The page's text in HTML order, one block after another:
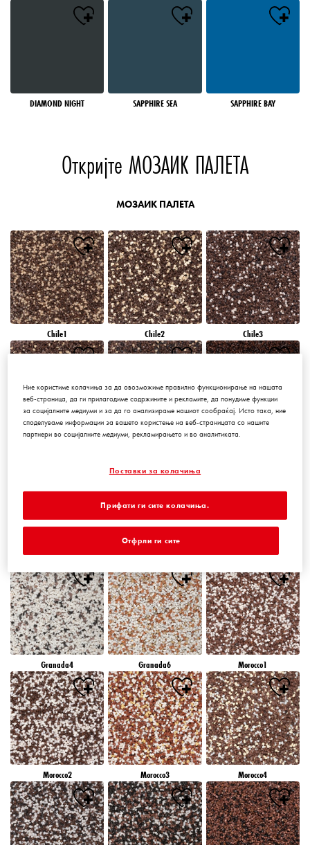
DIAMOND NIGHT SAPPHIRE SEA SAPPHIRE BAY
Откријте МОЗАИК ПАЛЕТА
МОЗАИК ПАЛЕТА
Chile1 Chile2 Chile3
Granada1 Granada2 Granada3
Granada4 Granada6 Morocco1
Morocco2 Morocco3 Morocco4
Ние користиме колачиња за да овозможиме правилно функционирање на нашата
веб-страница, да ги прилагодиме содржините и рекламите, да понудиме функции
за социјалните медиуми и за да го анализираме нашиот сообраќај. Исто така, ние
споделуваме информации за вашето користење на веб-страницата со нашите
партнери во социјалните медиуми, рекламирањето и во аналитиката.
Поставки за колачиња
Отфрли ги сите
Прифати ги сите колачиња.